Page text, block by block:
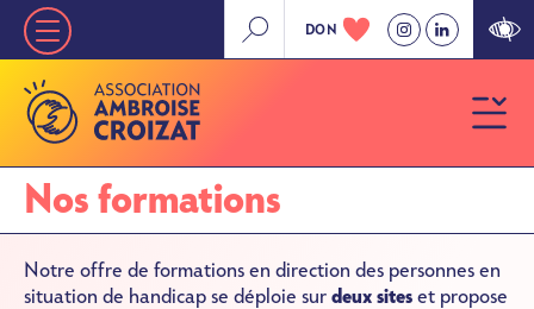
Aller
principal
Nav
principale
»
Niveau
1
DON
Nos formations
Notre offre de formations en direction des personnes en
situation de handicap se déploie sur deux sites et propose